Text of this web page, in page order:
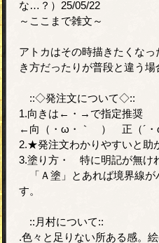
な…？）25/05/22
～ここまで雑文～
アトカはその時描きたくな
き方だったりが普段と違う場
::◇発注文について◇::
1.向きは←・→で指定推奨
←向（・ω・｀ ） 正（´
2.★発注文わかりやすいと助
3.塗り方・ 特に明記が無け
「Ａ塗」とあれば境界線が
す。
::月村について::
.色々と足りない所ある感。